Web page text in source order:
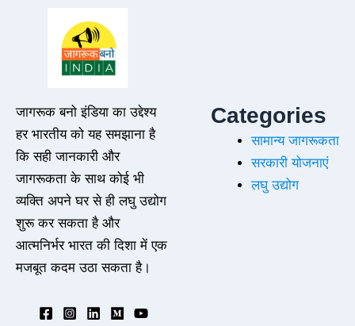
जागरूक बनो इंडिया का उद्देश्य
हर भारतीय को यह समझाना है
कि सही जानकारी और
जागरूकता के साथ कोई भी
व्यक्ति अपने घर से ही लघु उद्योग
शुरू कर सकता है और
आत्मनिर्भर भारत की दिशा में एक
मजबूत कदम उठा सकता है।
Categories
सामान्य जागरूकता
सरकारी योजनाएं
लघु उद्योग